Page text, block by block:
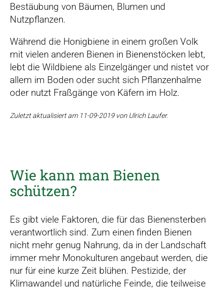
Bestäubung von Bäumen, Blumen und
Nutzpflanzen.
Während die Honigbiene in einem großen Volk
mit vielen anderen Bienen in Bienenstöcken lebt,
lebt die Wildbiene als Einzelgänger und nistet vor
allem im Boden oder sucht sich Pflanzenhalme
oder nutzt Fraßgänge von Käfern im Holz.
Zuletzt aktualisiert am 11-09-2019 von Ulrich Laufer.
Wie kann man Bienen
schützen?
Es gibt viele Faktoren, die für das Bienensterben
verantwortlich sind. Zum einen finden Bienen
nicht mehr genug Nahrung, da in der Landschaft
immer mehr Monokulturen angebaut werden, die
nur für eine kurze Zeit blühen. Pestizide, der
Klimawandel und natürliche Feinde, die teilweise